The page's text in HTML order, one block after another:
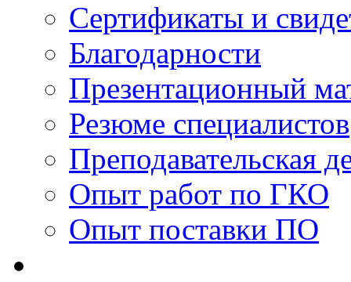
Сертификаты и
Благодарности
Презентационный
Резюме специалистов
Преподавательская
Опыт работ по ГКО
Опыт поставки ПО